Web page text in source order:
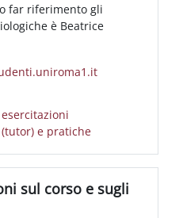
far riferimento gli
è Beatrice
e pratiche
sul corso e sugli